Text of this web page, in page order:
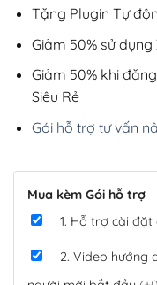
Tặng Plugin Tự
Giảm 50% sử dụng
Giảm 50% khi
Siêu Rẻ
Gói hỗ trợ tư vấn
Mua kèm Gói hỗ trợ
1. Hỗ trợ cài
2. Video hướng